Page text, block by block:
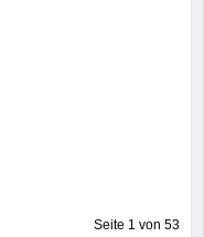
Seite 1 von 53